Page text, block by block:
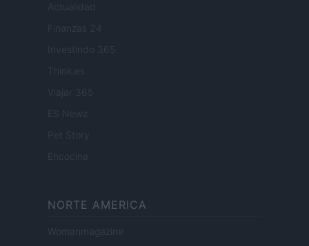
Actualidad
Finanzas 24
Investindo 365
Think.es
Viajar 365
ES Newz
Encocina
NORTE AMERICA
Womanmagazine